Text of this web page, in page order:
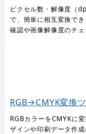
ピクセル数・解像度（
で、簡単に相互変換で
確認や画像解像度のチェ
RGB→CMYK変換
RGBカラーをCMYKに
ザインや印刷データ作